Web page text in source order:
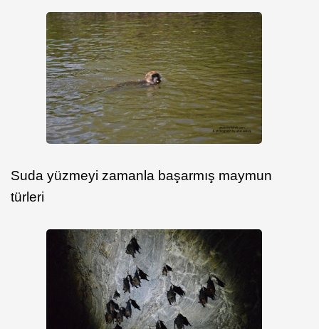
Suda yüzmeyi zamanla başarmış maymun
türleri